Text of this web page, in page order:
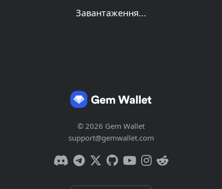
Завантаження...
© 2026 Gem Wallet
support@gemwallet.com